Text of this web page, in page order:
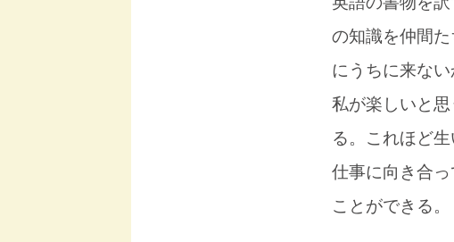
の知識を仲間
にうちに来な
私が楽しいと
る。これほど
仕事に向き合
ことができる。